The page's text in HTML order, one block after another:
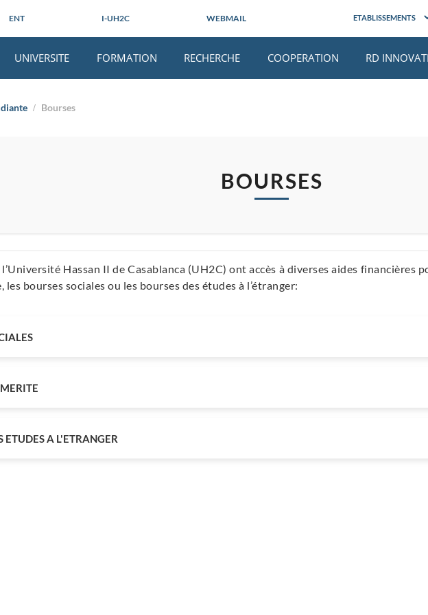
contenu
principal
ENT I-UH2C WEBMAIL
UNIVERSITE FORMATION RECHERCHE COOPERATION RD
Bourses
BOURSES
Hassan II de Casablanca (UH2C) ont accès à diverses aides financières
les bourses sociales ou les bourses des études à l’étranger:
ETUDES A L'ETRANGER